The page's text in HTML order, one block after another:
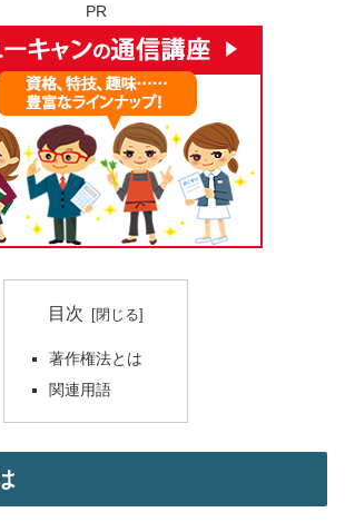
PR
目次
著作権法とは
関連用語